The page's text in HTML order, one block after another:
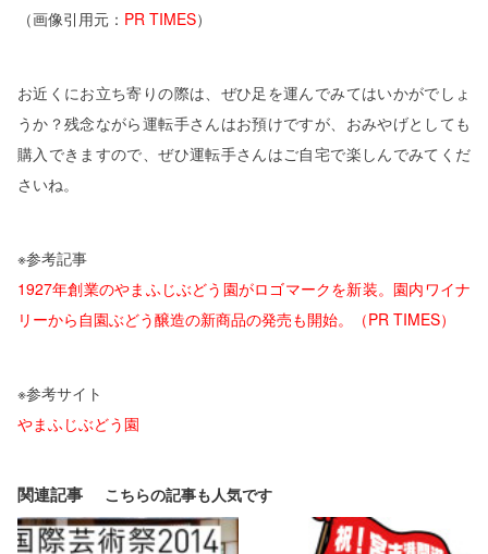
（画像引用元： PR TIMES）
お近くにお立ち寄りの際は、ぜひ足を運んでみてはいかがでしょ
うか？残念ながら運転手さんはお預けですが、おみやげとしても
購入できますので、ぜひ運転手さんはご自宅で楽しんでみてくだ
さいね。
※参考記事
1927年創業のやまふじぶどう園がロゴマークを新装。園内ワイナ
リーから自園ぶどう醸造の新商品の発売も開始。（PR TIMES）
※参考サイト
やまふじぶどう園
関連記事